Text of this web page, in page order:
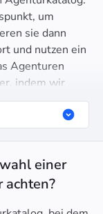
um
sie dann
und nutzen ein
Agenturen
indem wir
Zudem
technischer
sogar Google-
einer